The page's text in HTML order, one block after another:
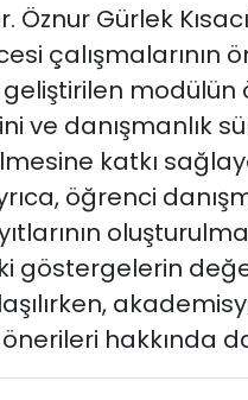
Öznur Gürlek
çalışmalarının
geliştirilen
ve danışmanlık
katkı
öğrenci
göstergelerin
hakkında